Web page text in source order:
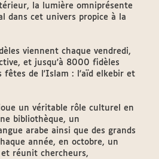
la lumière omniprésente
dans cet univers propice à la
viennent chaque vendredi,
et jusqu'à 8000 fidèles
fêtes de l'Islam : l'aïd elkebir et
un véritable rôle culturel en
bibliothèque, un
arabe ainsi que des grands
année, en octobre, un
réunit chercheurs,